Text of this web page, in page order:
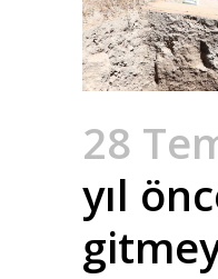
28
yıl